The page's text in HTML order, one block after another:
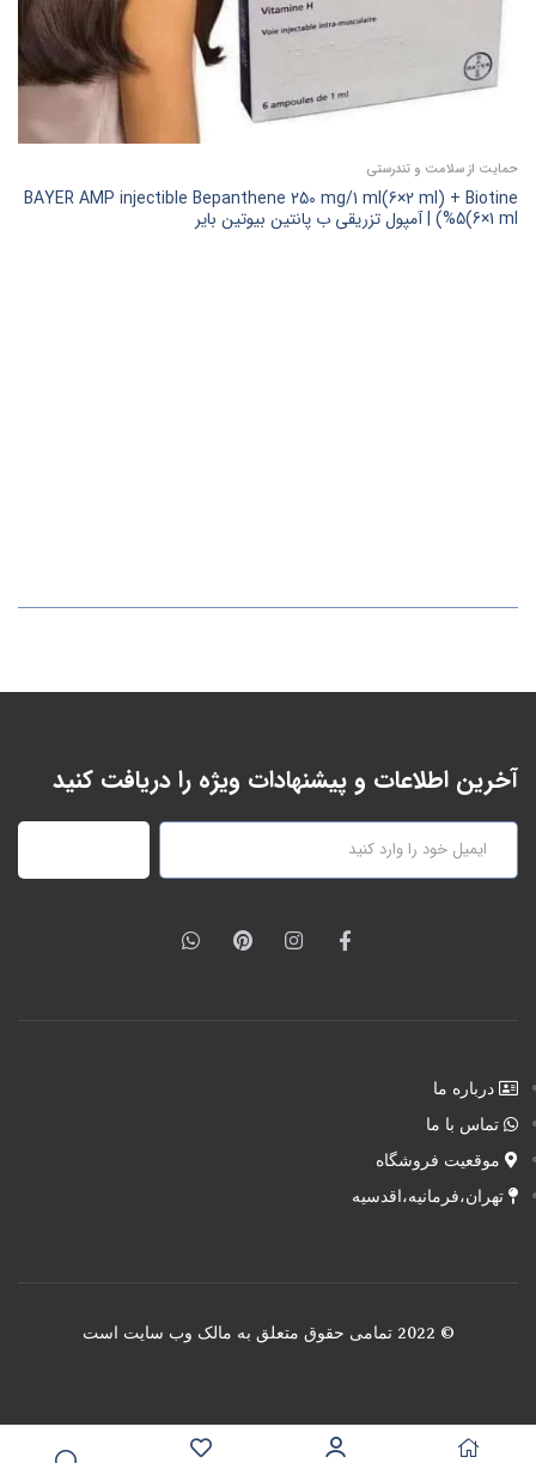
حمایت از سلامت و تندرستی
BAYER AMP injectible Bepanthene 250 mg/1 ml(6×2 ml) + Biotine
%5(6×1 ml) | آمپول تزریقی ب پانتین بیوتین بایر
آخرین اطلاعات و پیشنهادات ویژه را دریافت کنید
درباره ما
تماس با ما
موقعیت فروشگاه
تهران،فرمانیه،اقدسیه
© 2022 تمامی حقوق متعلق به مالک وب سایت است